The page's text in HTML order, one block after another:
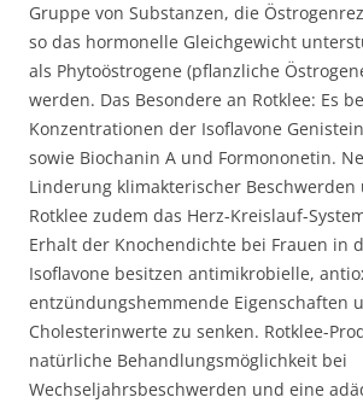
Gruppe von Substanzen, die
so das hormonelle Gleichgewicht
als Phytoöstrogene (pflanzliche
werden. Das Besondere an Rotklee: Es
Konzentrationen der Isoflavone
sowie Biochanin A und Formononetin.
Linderung klimakterischer
Rotklee zudem das Herz-Kreislauf-
Erhalt der Knochendichte bei Frauen in
Isoflavone besitzen antimikrobielle,
entzündungshemmende Eigenschaften
Cholesterinwerte zu senken. Rotklee-
natürliche Behandlungsmöglichkeit bei
Wechseljahrsbeschwerden und eine